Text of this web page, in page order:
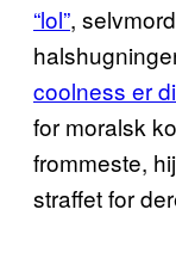
“lol”,
coolness er
for moralsk
frommeste,
straffet for